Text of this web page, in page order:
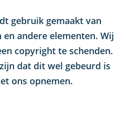
gebruik gemaakt van
andere elementen. Wij
copyright te schenden.
dat dit wel gebeurd is
ons opnemen.